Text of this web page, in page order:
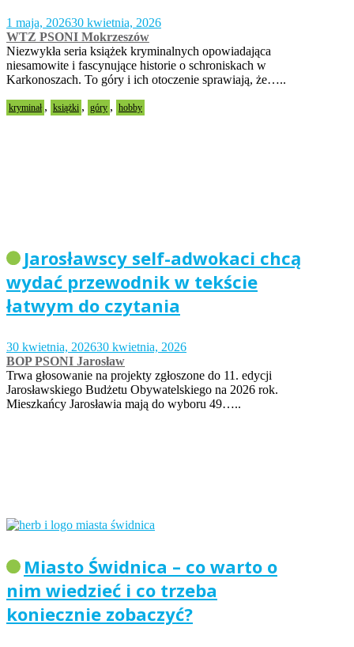
1 maja, 202630 kwietnia, 2026
WTZ PSONI Mokrzeszów
Niezwykła seria książek kryminalnych opowiadająca
niesamowite i fascynujące historie o schroniskach w
Karkonoszach. To góry i ich otoczenie sprawiają, że…..
kryminał , książki , góry , hobby
Jarosławscy self-adwokaci chcą
wydać przewodnik w tekście
łatwym do czytania
30 kwietnia, 202630 kwietnia, 2026
BOP PSONI Jarosław
Trwa głosowanie na projekty zgłoszone do 11. edycji
Jarosławskiego Budżetu Obywatelskiego na 2026 rok.
Mieszkańcy Jarosławia mają do wyboru 49…..
Miasto Świdnica – co warto o
nim wiedzieć i co trzeba
koniecznie zobaczyć?